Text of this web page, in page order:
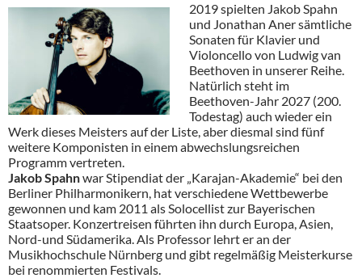
2019 spielten Jakob Spahn
und Jonathan Aner sämtliche
Sonaten für Klavier und
Violoncello von Ludwig van
Beethoven in unserer Reihe.
Natürlich steht im
Beethoven-Jahr 2027 (200.
Todestag) auch wieder ein
Werk dieses Meisters auf der Liste, aber diesmal sind fünf
weitere Komponisten in einem abwechslungsreichen
Programm vertreten.
Jakob Spahnwar Stipendiat der „Karajan-Akademie“ bei den
Berliner Philharmonikern, hat verschiedene Wettbewerbe
gewonnen und kam 2011 als Solocellist zur Bayerischen
Staatsoper. Konzertreisen führten ihn durch Europa, Asien,
Nord-und Südamerika. Als Professor lehrt er an der
Musikhochschule Nürnberg und gibt regelmäßig Meisterkurse
bei renommierten Festivals.